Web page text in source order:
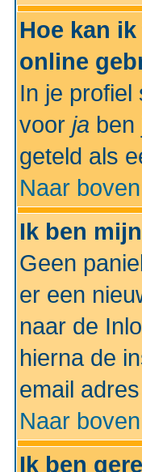
Hoe kan
online
In je profiel
voor ja ben
geteld als
Naar boven
Ik ben
Geen
er een
naar de
hierna de
email
Naar boven
Ik ben